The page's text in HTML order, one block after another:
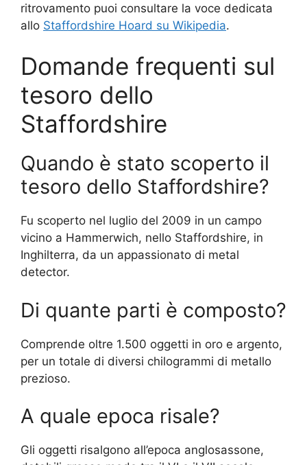
ritrovamento puoi consultare la voce dedicata
allo Staffordshire Hoard su Wikipedia.
Domande frequenti sul
tesoro dello
Staffordshire
Quando è stato scoperto il
tesoro dello Staffordshire?
Fu scoperto nel luglio del 2009 in un campo
vicino a Hammerwich, nello Staffordshire, in
Inghilterra, da un appassionato di metal
detector.
Di quante parti è composto?
Comprende oltre 1.500 oggetti in oro e argento,
per un totale di diversi chilogrammi di metallo
prezioso.
A quale epoca risale?
Gli oggetti risalgono all’epoca anglosassone,